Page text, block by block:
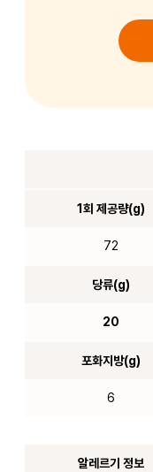
1회 제공량(g)
72
당류(g)
20
포화지방(g)
6
알레르기 정보